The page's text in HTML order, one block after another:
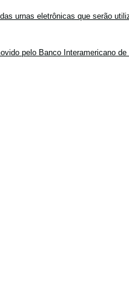
urnas eletrônicas que serão
pelo Banco Interamericano